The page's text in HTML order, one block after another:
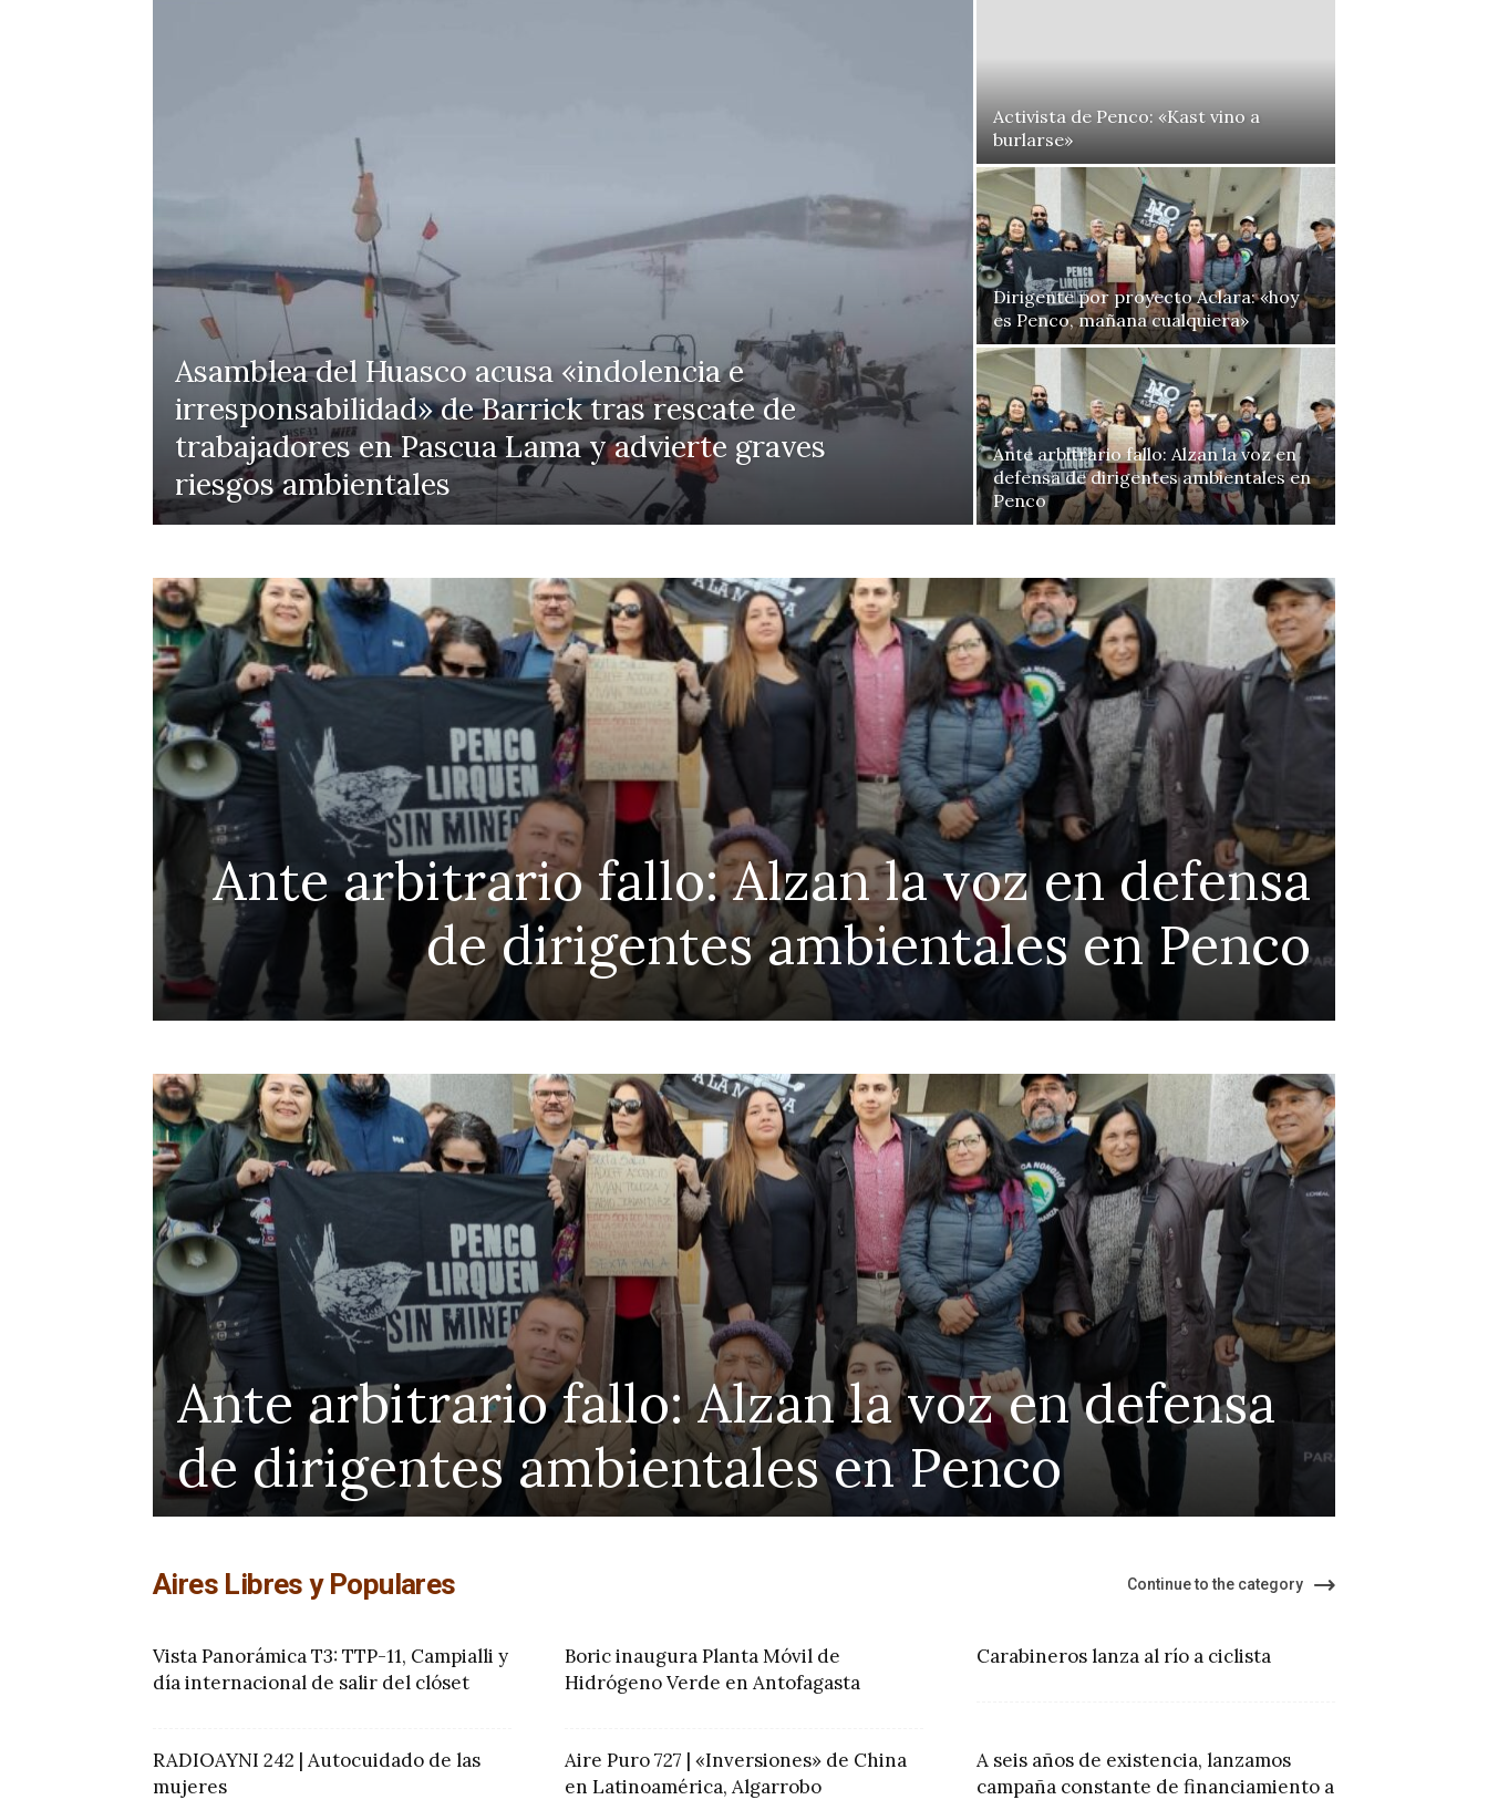
Asamblea del Huasco acusa «indolencia e
irresponsabilidad» de Barrick tras rescate de
trabajadores en Pascua Lama y advierte graves
riesgos ambientales
Activista de Penco: «Kast vino a
burlarse»
Dirigente por proyecto Aclara: «hoy
es Penco, mañana cualquiera»
Ante arbitrario fallo: Alzan la voz en
defensa de dirigentes ambientales en
Penco
Continue to the category
Ante arbitrario fallo: Alzan la voz en defensa
de dirigentes ambientales en Penco
Continue to the category
Ante arbitrario fallo: Alzan la voz en defensa
de dirigentes ambientales en Penco
Aires Libres y Populares Continue to the category
Vista Panorámica T3: TTP-11, Campialli y
día internacional de salir del clóset
Boric inaugura Planta Móvil de
Hidrógeno Verde en Antofagasta
Carabineros lanza al río a ciclista
RADIOAYNI 242 | Autocuidado de las
mujeres
Aire Puro 727 | «Inversiones» de China
en Latinoamérica, Algarrobo
A seis años de existencia, lanzamos
campaña constante de financiamiento a